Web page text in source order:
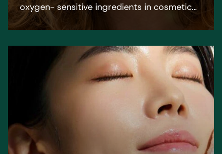
oxygen- sensitive ingredients in cosmetic
formulations. Ascorbyl Palmitate protects